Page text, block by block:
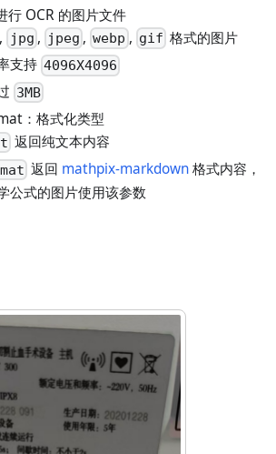
行 OCR 的图片文件
, jpg , jpeg ,webp , gif 格式的图片
支持 4096X4096
3MB
：格式化类型
返回纯文本内容
返回 mathpix-markdown格式内容，
公式的图片使用该参数